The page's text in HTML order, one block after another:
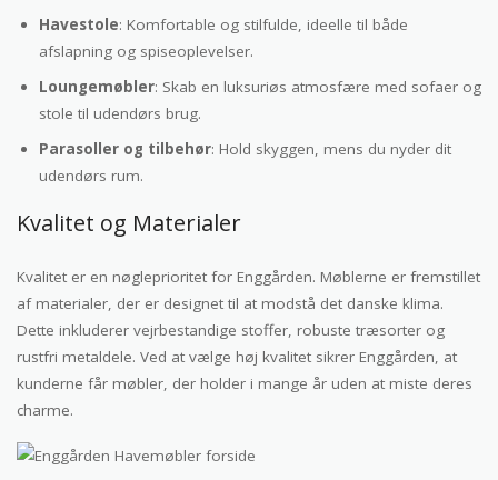
Havestole: Komfortable og stilfulde, ideelle til både
afslapning og spiseoplevelser.
Loungemøbler: Skab en luksuriøs atmosfære med sofaer og
stole til udendørs brug.
Parasoller og tilbehør: Hold skyggen, mens du nyder dit
udendørs rum.
Kvalitet og Materialer
Kvalitet er en nøgleprioritet for Enggården. Møblerne er fremstillet
af materialer, der er designet til at modstå det danske klima.
Dette inkluderer vejrbestandige stoffer, robuste træsorter og
rustfri metaldele. Ved at vælge høj kvalitet sikrer Enggården, at
kunderne får møbler, der holder i mange år uden at miste deres
charme.